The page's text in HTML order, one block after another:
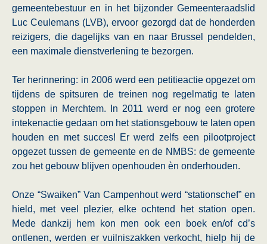
gemeentebestuur en in het bijzonder Gemeenteraadslid
Luc Ceulemans (LVB), ervoor gezorgd dat de honderden
reizigers, die dagelijks van en naar Brussel pendelden,
een maximale dienstverlening te bezorgen.
Ter herinnering: in 2006 werd een petitieactie opgezet om
tijdens de spitsuren de treinen nog regelmatig te laten
stoppen in Merchtem. In 2011 werd er nog een grotere
intekenactie gedaan om het stationsgebouw te laten open
houden en met succes! Er werd zelfs een pilootproject
opgezet tussen de gemeente en de NMBS: de gemeente
zou het gebouw blijven openhouden èn onderhouden.
Onze “Swaiken” Van Campenhout werd “stationschef” en
hield, met veel plezier, elke ochtend het station open.
Mede dankzij hem kon men ook een boek en/of cd’s
ontlenen, werden er vuilniszakken verkocht, hielp hij de